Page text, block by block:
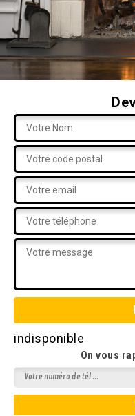
indisponible
On vous